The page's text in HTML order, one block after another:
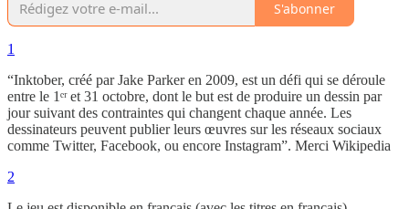
S'abonner
1
“Inktober, créé par Jake Parker en 2009, est un défi qui se déroule
entre le 1ᵉʳ et 31 octobre, dont le but est de produire un dessin par
jour suivant des contraintes qui changent chaque année. Les
dessinateurs peuvent publier leurs œuvres sur les réseaux sociaux
comme Twitter, Facebook, ou encore Instagram”. Merci Wikipedia
2